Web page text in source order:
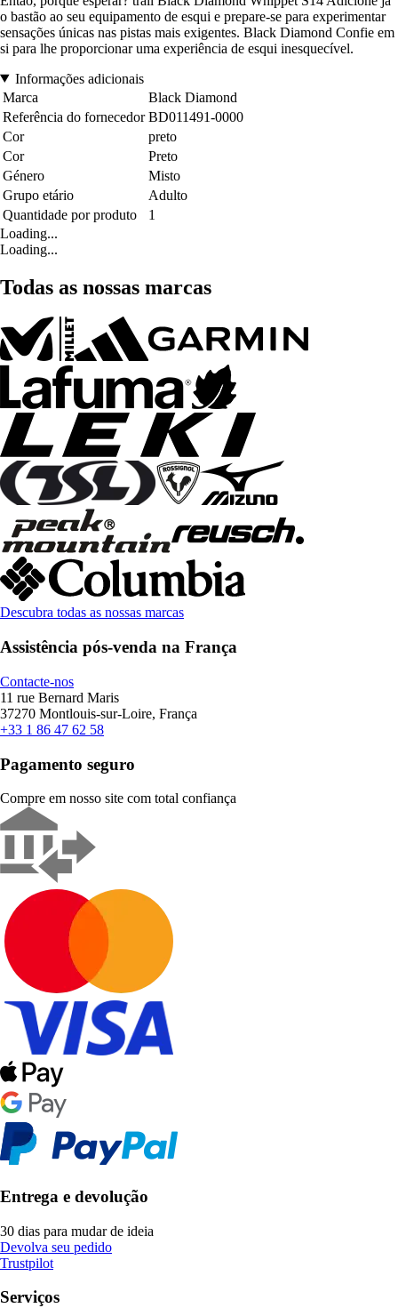
o bastão ao seu equipamento de esqui e prepare-se para experimentar
sensações únicas nas pistas mais exigentes. Black Diamond Confie em
si para lhe proporcionar uma experiência de esqui inesquecível.
Informações adicionais
Marca
Black Diamond
Referência do fornecedor BD011491-0000
Cor
preto
Cor
Preto
Género
Misto
Grupo etário
Adulto
Quantidade por produto
1
Loading...
Loading...
Todas as nossas marcas
Descubra todas as nossas marcas
Assistência pós-venda na França
Contacte-nos
11 rue Bernard Maris
37270 Montlouis-sur-Loire, França
+33 1 86 47 62 58
Pagamento seguro
Compre em nosso site com total confiança
Entrega e devolução
30 dias para mudar de ideia
Devolva seu pedido
Trustpilot
Serviços